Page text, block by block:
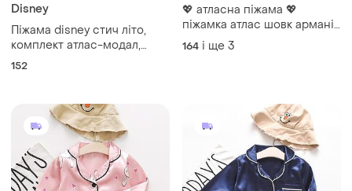
Disney
Піжама disney стич літо,
комплект атлас-модал,
stitch 2xs розмір 152 см
152
💖 атласна піжама 💖
піжамка атлас шовк армані
🔥 шорти майка котик
котики йога
164 і ще 3